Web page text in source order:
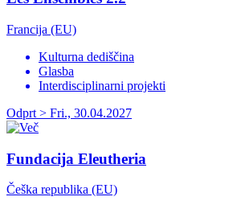
Francija (EU)
Kulturna dediščina
Glasba
Interdisciplinarni projekti
Odprt > Fri., 30.04.2027
Fundacija Eleutheria
Češka republika (EU)